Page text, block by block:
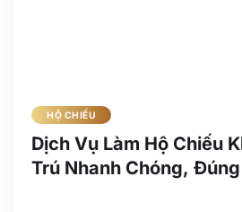
HỘ CHIẾU
Dịch Vụ Làm Hộ Chiếu
Trú Nhanh Chóng,